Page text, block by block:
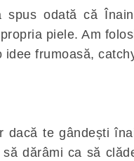
spus odată că
piele. Am
frumoasă,
dacă te gândești
dărâmi ca să